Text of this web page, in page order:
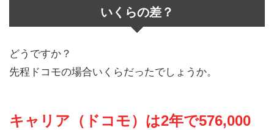
いくらの差？
どうですか？
先程ドコモの場合いくらだったでしょうか。
キャリア（ドコモ）は2年で576,000